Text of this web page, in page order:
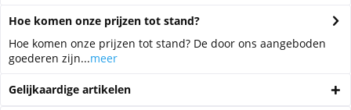
Hoe komen onze prijzen tot stand?
Hoe komen onze prijzen tot stand? De door ons aangeboden
goederen zijn...meer
Gelijkaardige artikelen